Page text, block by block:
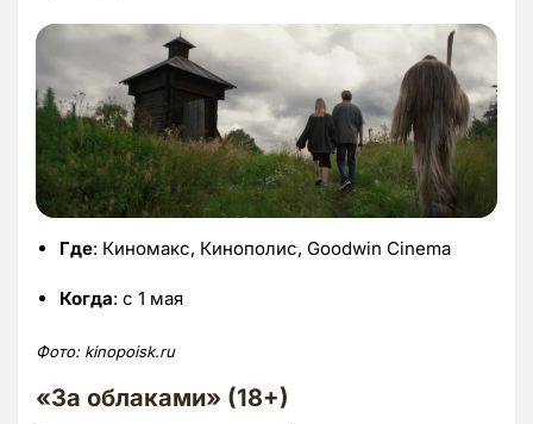
Где: Киномакс, Кинополис, Goodwin Cinema
Когда: с 1 мая
Фото: kinopoisk.ru
«За облаками» (18+)